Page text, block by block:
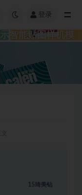
登录
智能贴图样机模
15琦美钻